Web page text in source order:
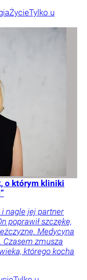
ŻycieTylko u
o którym kliniki
i nagle jej partner
poprawił szczękę,
Medycyna
zmusza
którego kocha